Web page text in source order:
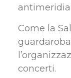
Come la
concerti.